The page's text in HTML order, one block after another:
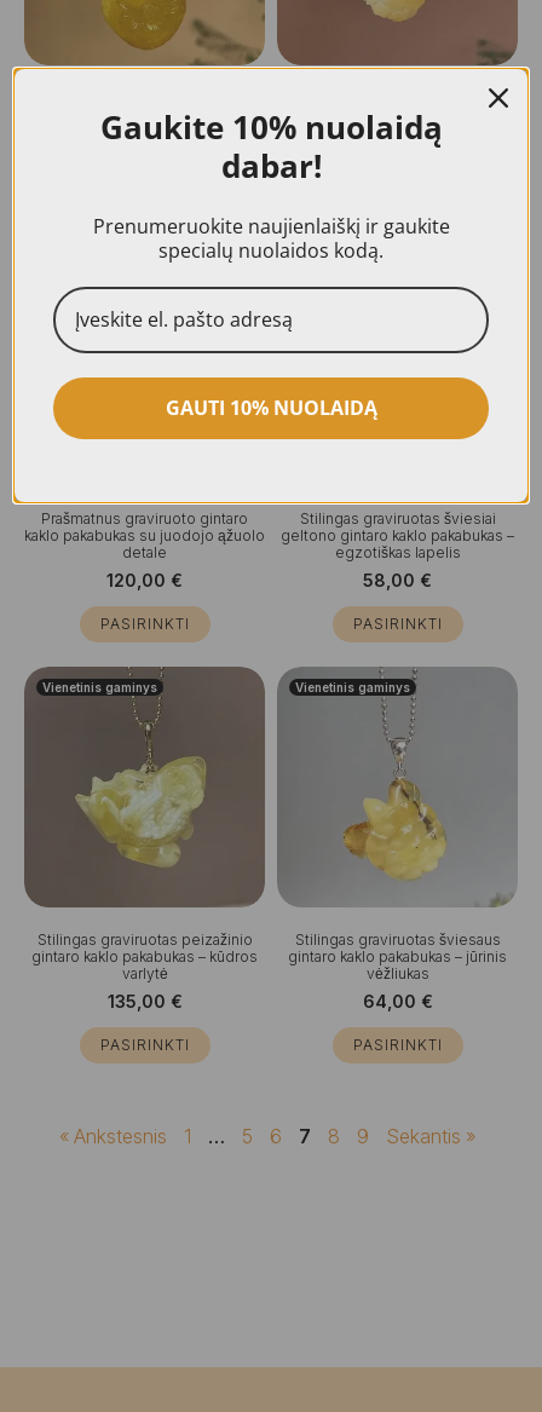
kaklo pakabukas „Laukų gėlė”
55,00€
Dailus graviruotas gelsvo gintaro
kaklo pakabukas „Skubantis
vėžliukas”
Prašmatnus graviruoto gintaro
kaklo pakabukas su juodojo ąžuolo
detale
120,00 €
PASIRINKTI
Vienetinis gaminys
Stilingas graviruotas šviesiai
geltono gintaro kaklo pakabukas –
egzotiškas lapelis
58,00 €
PASIRINKTI
Vienetinis gaminys
Stilingas graviruotas peizažinio
gintaro kaklo pakabukas – kūdros
varlytė
135,00 €
PASIRINKTI
Vienetinis gaminys
Stilingas graviruotas šviesaus
gintaro kaklo pakabukas – jūrinis
vėžliukas
64,00 €
PASIRINKTI
« Ankstesnis 1 … 5 6 7 8 9 Sekantis »
Gaukite 10% nuolaidą
dabar!
Prenumeruokite naujienlaiškį ir gaukite
specialų nuolaidos kodą.
GAUTI 10% NUOLAIDĄ